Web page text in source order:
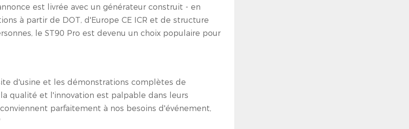
est livrée avec un générateur construit - en
à partir de DOT, d'Europe CE ICR et de structure
le ST90 Pro est devenu un choix populaire pour
d'usine et les démonstrations complètes de
qualité et l'innovation est palpable dans leurs
parfaitement à nos besoins d'événement,